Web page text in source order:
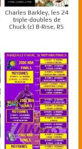
Charles Barkley, les 24
triple-doubles de
Chuck (c) B-Rise, RS